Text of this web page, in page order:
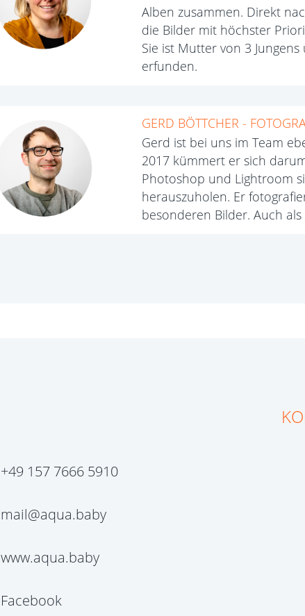
Alben zusammen. Direkt
die Bilder mit höchster
Sie ist Mutter von 3
erfunden.
GERD BÖTTCHER -
Gerd ist bei uns im Team
2017 kümmert er sich
Photoshop und Lightroom
herauszuholen. Er
besonderen Bilder. Auch
+49 157 7666 5910
mail@aqua.baby
www.aqua.baby
Facebook